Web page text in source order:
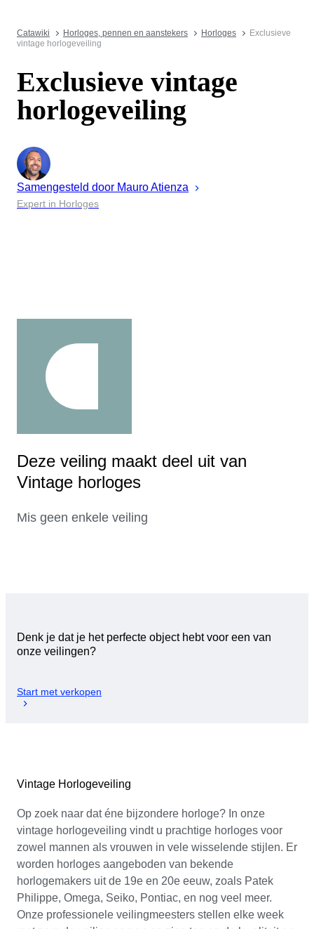
Catawiki Horloges, pennen en aanstekers Horloges
Exclusieve
vintage horlogeveiling
Exclusieve vintage
horlogeveiling
Samengesteld door MauroAtienza
Expert in Horloges
Deze veiling maakt deel uit van
Vintage horloges
Mis geen enkele veiling
Denk je dat je het perfecte object hebt voor een van
onze veilingen?
Start met verkopen
Vintage Horlogeveiling
Op zoek naar dat éne bijzondere horloge? In onze
vintage horlogeveiling vindt u prachtige horloges voor
zowel mannen als vrouwen in vele wisselende stijlen. Er
worden horloges aangeboden van bekende
horlogemakers uit de 19e en 20e eeuw, zoals Patek
Philippe, Omega, Seiko, Pontiac, en nog veel meer.
Onze professionele veilingmeesters stellen elke week